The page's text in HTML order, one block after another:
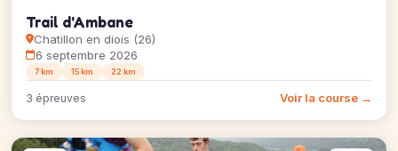
Trail d'Ambane
Chatillon en diois (26)
6 septembre 2026
7 km 15 km 22 km
3 épreuves Voir la course →